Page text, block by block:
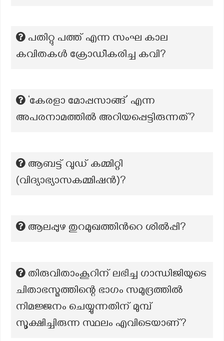
പതിറ്റു പത്ത് എന്ന സംഘ കാല
കവിതകൾ ക്രോഡീകരിച്ച കവി?
‘കേരളാ മോപ്പസാങ്ങ്’ എന്ന
അപരനാമത്തില്‍ അറിയപ്പെട്ടിരുന്നത്?
ആബട്ട് വുഡ് കമ്മിറ്റി
(വിദ്യാഭ്യാസകമ്മിഷന്‍)?
ആലപ്പുഴ തുറമുഖത്തിന്‍റെ ശില്‍പ്പി?
തിരുവിതാംകൂറിന് ലഭിച്ച ഗാന്ധിജിയുടെ
ചിതാഭസ്മത്തിന്റെ ഭാഗം സമുദ്രത്തിൽ
നിമജ്ജനം ചെയ്യുന്നതിന് മുമ്പ്
സൂക്ഷിച്ചിരുന്ന സ്ഥലം എവിടെയാണ്?